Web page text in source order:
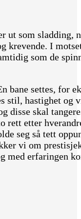
ut som sladding,
krevende. I
som de
bane settes, for
stil, hastighet og
disse skal
rett etter
seg så tett
vi om
med erfaringen